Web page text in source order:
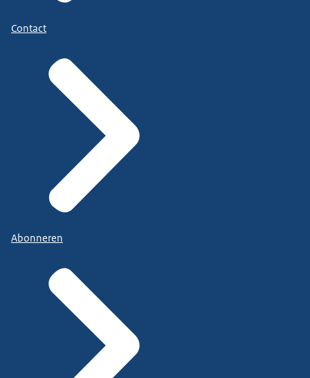
Contact
Abonneren